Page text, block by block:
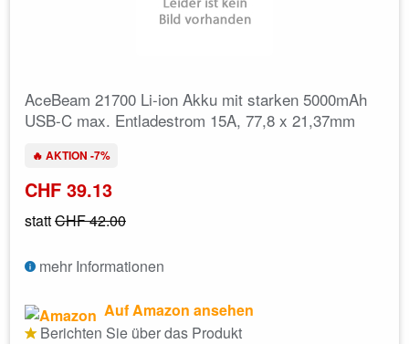
AceBeam 21700 Li-ion Akku mit starken 5000mAh
USB-C max. Entladestrom 15A, 77,8 x 21,37mm
🔥 AKTION -7%
CHF 39.13
stattCHF 42.00
mehr Informationen
Auf Amazon ansehen
Berichten Sie über das Produkt